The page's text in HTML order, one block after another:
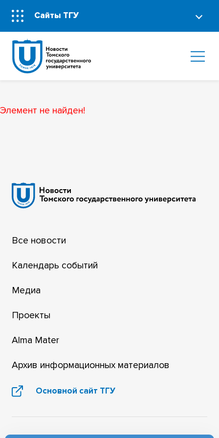
Сайты ТГУ
Элемент не найден!
Все новости
Календарь событий
Медиа
Проекты
Alma Mater
Архив информационных материалов
Основной сайт ТГУ